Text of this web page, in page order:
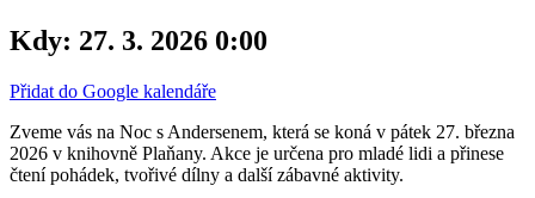
Kdy: 27. 3. 2026 0:00
Přidat do Google kalendáře
Zveme vás na Noc s Andersenem, která se koná v pátek 27. března
2026 v knihovně Plaňany. Akce je určena pro mladé lidi a přinese
čtení pohádek, tvořivé dílny a další zábavné aktivity.